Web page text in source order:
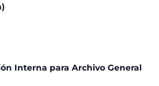
Interna para Archivo General